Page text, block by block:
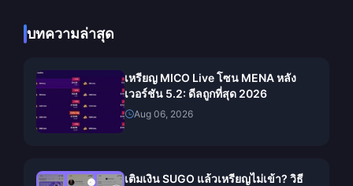
บทความล่าสุด
เหรียญ MICO Live โซน MENA หลัง
เวอร์ชัน 5.2: ดีลถูกที่สุด 2026
Aug 06, 2026
เติมเงิน SUGO แล้วเหรียญไม่เข้า? วิธี